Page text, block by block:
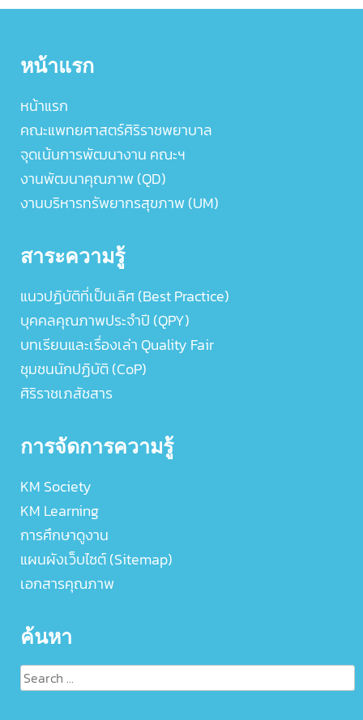
หน้าแรก
หน้าแรก
คณะแพทยศาสตร์ศิริราชพยาบาล
จุดเน้นการพัฒนางาน คณะฯ
งานพัฒนาคุณภาพ (QD)
งานบริหารทรัพยากรสุขภาพ (UM)
สาระความรู้
แนวปฏิบัติที่เป็นเลิศ (Best Practice)
บุคคลคุณภาพประจำปี (QPY)
บทเรียนและเรื่องเล่า Quality Fair
ชุมชนนักปฏิบัติ (CoP)
ศิริราชเภสัชสาร
การจัดการความรู้
KM Society
KM Learning
การศึกษาดูงาน
แผนผังเว็บไซต์ (Sitemap)
เอกสารคุณภาพ
ค้นหา
Search
for: